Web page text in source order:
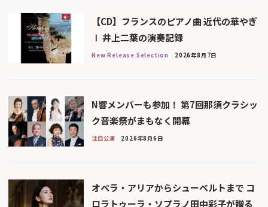
【CD】フランスのピアノ曲 近代の華やぎ
Ⅰ 井上二葉の演奏記録
New Release Selection 2026年8月7日
N響メンバーも参加！ 第7回那須クラシッ
ク音楽祭がまもなく開幕
注目公演 2026年8月6日
オペラ・アリアからシューベルトまで コ
ロラトゥーラ・ソプラノ田中彩子が贈る